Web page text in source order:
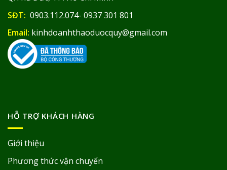
SĐT: 0903.112.074- 0937 301 801
Email: kinhdoanhthaoduocquy@gmail.com
HỖ TRỢ KHÁCH HÀNG
Giới thiệu
Phương thức vận chuyển